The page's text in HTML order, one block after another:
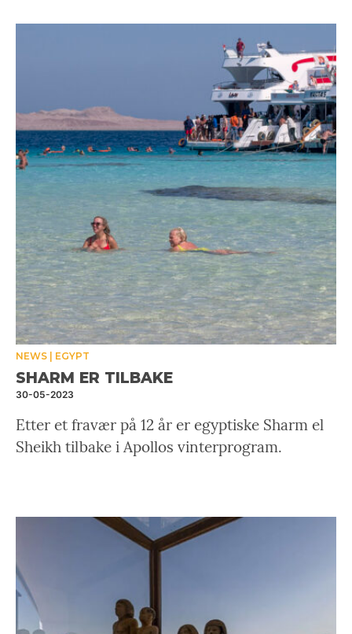
NEWS EGYPT
SHARM ER TILBAKE
30-05-2023
Etter et fravær på 12 år er egyptiske Sharm el
Sheikh tilbake i Apollos vinterprogram.